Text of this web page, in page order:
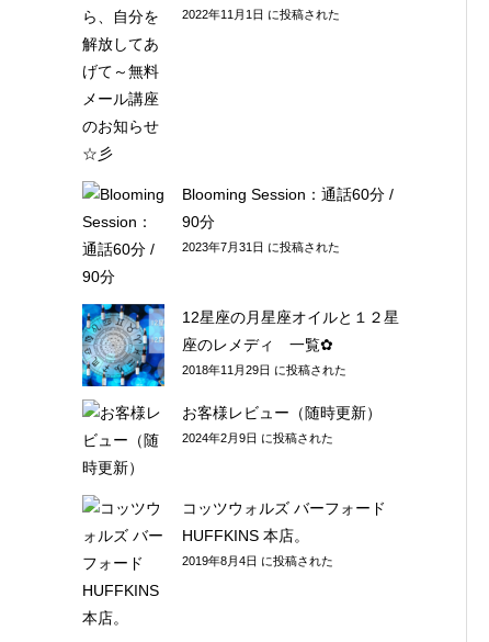
2022年11月1日 に投稿された
Blooming Session：通話60分 /
90分
2023年7月31日 に投稿された
12星座の月星座オイルと１２星
座のレメディ 一覧✿
2018年11月29日 に投稿された
お客様レビュー（随時更新）
2024年2月9日 に投稿された
コッツウォルズ バーフォード
HUFFKINS 本店。
2019年8月4日 に投稿された